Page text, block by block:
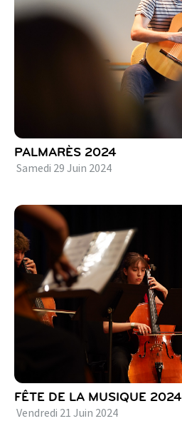
PALMARÈS 2024
Samedi 29 Juin 2024
FÊTE DE LA MUSIQUE 2024
Vendredi 21 Juin 2024